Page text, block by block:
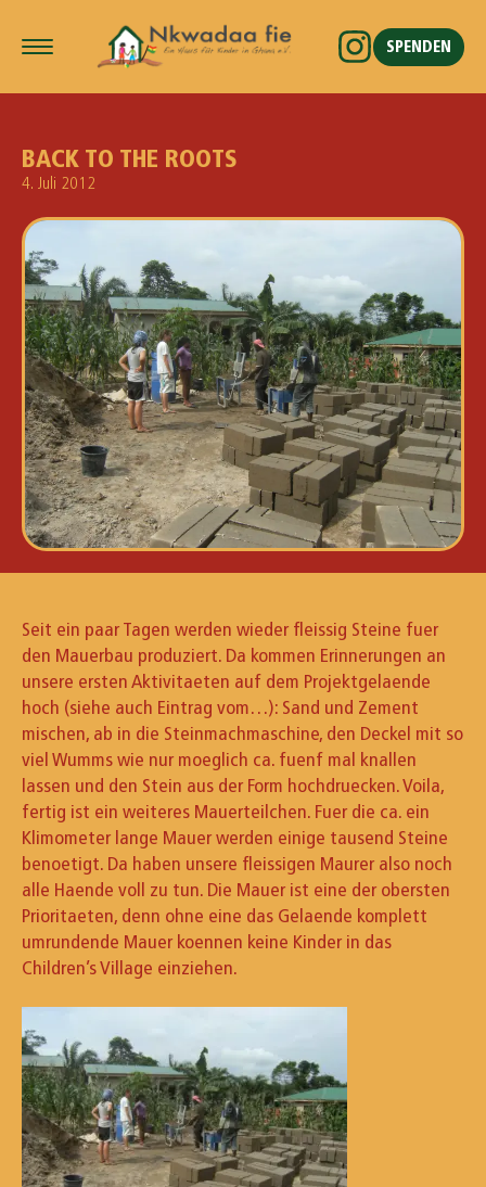
SPENDEN
BACK TO THE ROOTS
4. Juli 2012
Seit ein paar Tagen werden wieder fleissig Steine fuer
den Mauerbau produziert. Da kommen Erinnerungen an
unsere ersten Aktivitaeten auf dem Projektgelaende
hoch (siehe auch Eintrag vom…): Sand und Zement
mischen, ab in die Steinmachmaschine, den Deckel mit so
viel Wumms wie nur moeglich ca. fuenf mal knallen
lassen und den Stein aus der Form hochdruecken. Voila,
fertig ist ein weiteres Mauerteilchen. Fuer die ca. ein
Klimometer lange Mauer werden einige tausend Steine
benoetigt. Da haben unsere fleissigen Maurer also noch
alle Haende voll zu tun. Die Mauer ist eine der obersten
Prioritaeten, denn ohne eine das Gelaende komplett
umrundende Mauer koennen keine Kinder in das
Children’s Village einziehen.